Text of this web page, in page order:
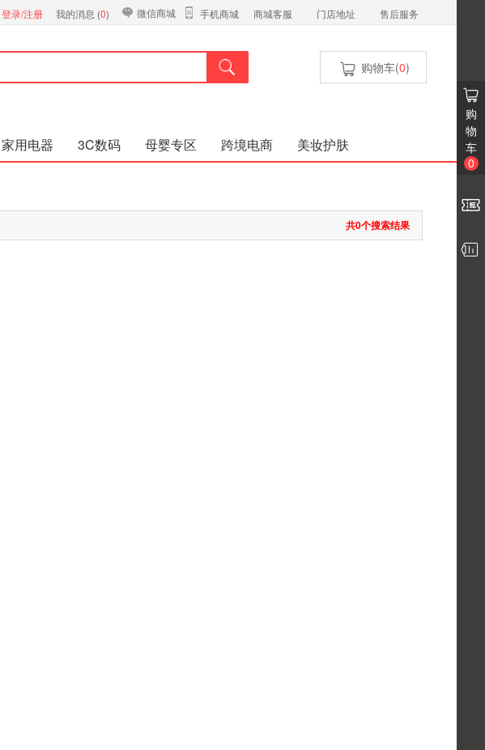
登录/注册 我的消息 (0) 微信商城 手机商城 商城客服 门店地址 售后服务
购物车(0)
家用电器 3C数码 母婴专区 跨境电商
美妆护肤
购
物
车
0
共0个搜索结果